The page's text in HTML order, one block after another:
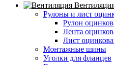
Рулоны и лист
Рулон
Лента
Лист
Монтажные шины
Уголки для фланцев